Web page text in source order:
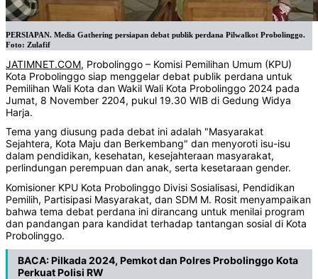
PERSIAPAN. Media Gathering persiapan debat publik perdana Pilwalkot Probolinggo.
Foto: Zulafif
JATIMNET.COM, Probolinggo – Komisi Pemilihan Umum (KPU)
Kota Probolinggo siap menggelar debat publik perdana untuk
Pemilihan Wali Kota dan Wakil Wali Kota Probolinggo 2024 pada
Jumat, 8 November 2204, pukul 19.30 WIB di Gedung Widya
Harja.
Tema yang diusung pada debat ini adalah "Masyarakat
Sejahtera, Kota Maju dan Berkembang" dan menyoroti isu-isu
dalam pendidikan, kesehatan, kesejahteraan masyarakat,
perlindungan perempuan dan anak, serta kesetaraan gender.
Komisioner KPU Kota Probolinggo Divisi Sosialisasi, Pendidikan
Pemilih, Partisipasi Masyarakat, dan SDM M. Rosit menyampaikan
bahwa tema debat perdana ini dirancang untuk menilai program
dan pandangan para kandidat terhadap tantangan sosial di Kota
Probolinggo.
BACA:Pilkada 2024, Pemkot dan Polres Probolinggo Kota
Perkuat Polisi RW